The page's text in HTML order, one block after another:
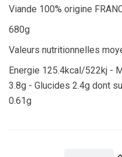
Viande 100% origine
680g
Valeurs nutritionnelles
Energie 125.4kcal/522kj -
3.8g - Glucides 2.4g dont
0.61g